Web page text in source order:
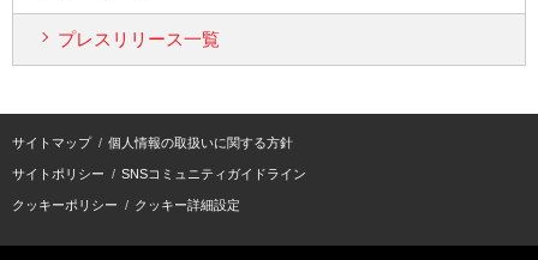
プレスリリース一覧
サイトマップ 個人情報の取扱いに関する方針
サイトポリシー SNSコミュニティガイドライン
クッキーポリシー クッキー詳細設定